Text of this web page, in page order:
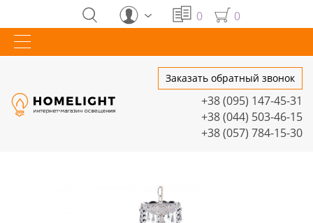
0 0
Заказать обратный звонок
+38 (095) 147-45-31
+38 (044) 503-46-15
+38 (057) 784-15-30